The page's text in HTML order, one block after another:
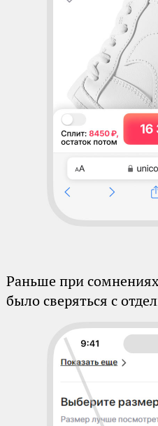
Раньше при
было сверяться с